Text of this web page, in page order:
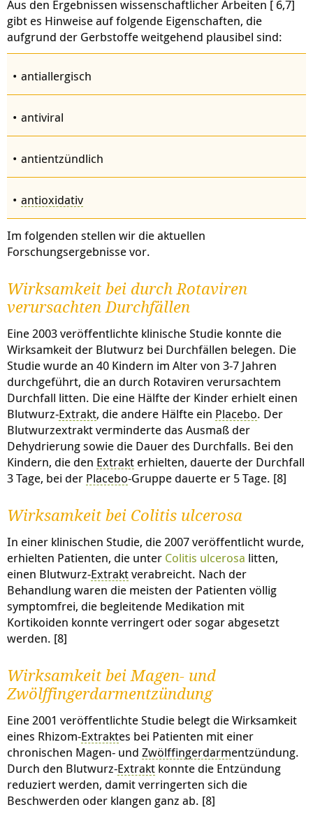
Aus den Ergebnissen wissenschaftlicher Arbeiten [ 6,7]
gibt es Hinweise auf folgende Eigenschaften, die
aufgrund der Gerbstoffe weitgehend plausibel sind:
antiallergisch
antiviral
antientzündlich
antioxidativ
Im folgenden stellen wir die aktuellen
Forschungsergebnisse vor.
Wirksamkeit bei durch Rotaviren
verursachten Durchfällen
Eine 2003 veröffentlichte klinische Studie konnte die
Wirksamkeit der Blutwurz bei Durchfällen belegen. Die
Studie wurde an 40 Kindern im Alter von 3-7 Jahren
durchgeführt, die an durch Rotaviren verursachtem
Durchfall litten. Die eine Hälfte der Kinder erhielt einen
Blutwurz-Extrakt, die andere Hälfte ein Placebo. Der
Blutwurzextrakt verminderte das Ausmaß der
Dehydrierung sowie die Dauer des Durchfalls. Bei den
Kindern, die den Extrakt erhielten, dauerte der Durchfall
3 Tage, bei der Placebo-Gruppe dauerte er 5 Tage. [8]
Wirksamkeit bei Colitis ulcerosa
In einer klinischen Studie, die 2007 veröffentlicht wurde,
erhielten Patienten, die unter Colitis ulcerosa litten,
einen Blutwurz-Extraktverabreicht. Nach der
Behandlung waren die meisten der Patienten völlig
symptomfrei, die begleitende Medikation mit
Kortikoiden konnte verringert oder sogar abgesetzt
werden. [8]
Wirksamkeit bei Magen- und
Zwölffingerdarmentzündung
Eine 2001 veröffentlichte Studie belegt die Wirksamkeit
eines Rhizom-Extraktes bei Patienten mit einer
chronischen Magen- und Zwölffingerdarmentzündung.
Durch den Blutwurz-Extrakt konnte die Entzündung
reduziert werden, damit verringerten sich die
Beschwerden oder klangen ganz ab. [8]